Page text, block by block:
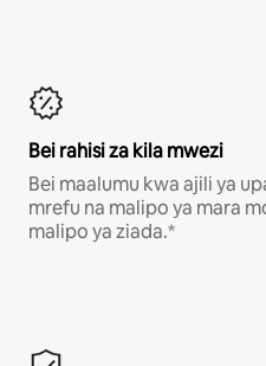
Bei rahisi za kila mwezi
Bei maalumu kwa ajili ya
mrefu na malipo ya mara
malipo ya ziada.*